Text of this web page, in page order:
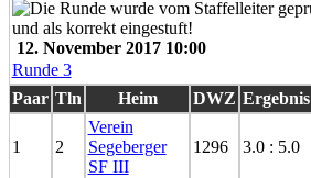
12. November 2017 10:00
Runde 3
Paar Tln Heim DWZ Ergebnis
1 2
Verein
Segeberger
SF III
1296 3.0 : 5.0